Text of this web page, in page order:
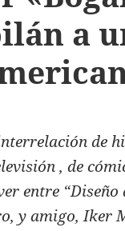
a
de
, de
entre
y amigo, Iker